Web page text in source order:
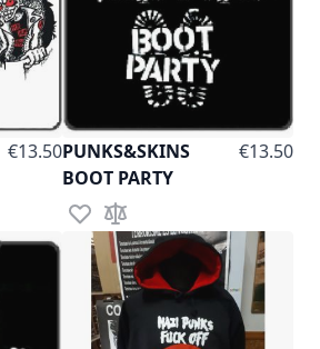
As low as
€13.50PUNKS&SKINS
BOOT PARTY
As low as
€13.50
Add to Wish List
Add to Compare